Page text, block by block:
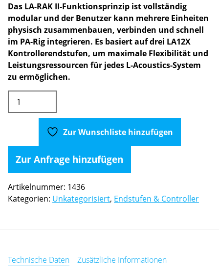
Das LA-RAK II-Funktionsprinzip ist vollständig
modular und der Benutzer kann mehrere Einheiten
physisch zusammenbauen, verbinden und schnell
im PA-Rig integrieren. Es basiert auf drei LA12X
Kontrollerendstufen, um maximale Flexibilität und
Leistungsressourcen für jedes L-Acoustics-System
zu ermöglichen.
Acoustics
AVB
(Touring
Menge
Zur Wunschliste hinzufügen
Zur Anfrage hinzufügen
Artikelnummer: 1436
Kategorien: Unkategorisiert, Endstufen & Controller
Technische Daten
Zusätzliche Informationen